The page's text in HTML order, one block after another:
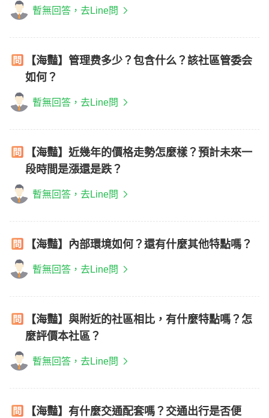
暫無回答，去Line問
【海豔】管理费多少？包含什么？該社區管委会
如何？
暫無回答，去Line問
【海豔】近幾年的價格走勢怎麼樣？預計未來一
段時間是漲還是跌？
暫無回答，去Line問
【海豔】內部環境如何？還有什麼其他特點嗎？
暫無回答，去Line問
【海豔】與附近的社區相比，有什麼特點嗎？怎
麼評價本社區？
暫無回答，去Line問
【海豔】有什麼交通配套嗎？交通出行是否便